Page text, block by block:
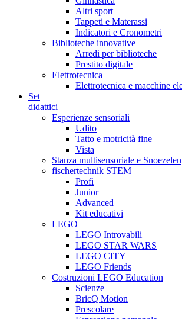
Altri sport
Tappeti e Materassi
Indicatori e Cronometri
Biblioteche innovative
Arredi per biblioteche
Prestito digitale
Elettrotecnica
Elettrotecnica e macchine
Set
didattici
Esperienze sensoriali
Udito
Tatto e motricità fine
Vista
Stanza multisensoriale e Snoezelen
fischertechnik STEM
Profi
Junior
Advanced
Kit educativi
LEGO
LEGO Introvabili
LEGO STAR WARS
LEGO CITY
LEGO Friends
Costruzioni LEGO Education
Scienze
BricQ Motion
Prescolare